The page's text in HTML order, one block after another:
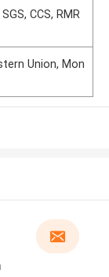
CCS, RMR
Union, Mon